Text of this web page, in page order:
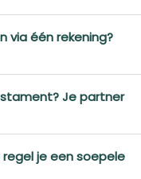
via één rekening?
Je partner
je een soepele